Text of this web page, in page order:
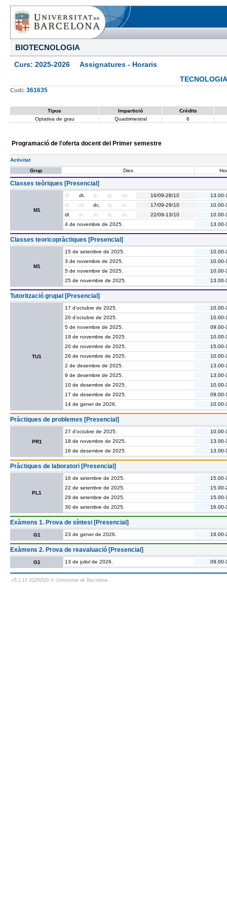
BIOTECNOLOGIA
Curs: 2025-2026 Assignatures - Horaris
Codi: 361635
Tipus Impartició
Crédits
Optativa de grau
Quadrimestral 6
Programació de l'oferta docent del Primer semestre
Activitat
Grup
Dies
Classes teòriques [Presencial]
M1
dl. dt. dc. dj. dv. 16/09-28/10
13.00-
dl.
dt. dc. dj. dv. 17/09-29/10
10.00-
dl.
dt. dc. dj. dv. 22/09-13/10
10.00-
4 de novembre de 2025.
13.00-
Classes teoricopràctiques [Presencial]
M1
15 de setembre de 2025.
10.00-
3 de novembre de 2025.
10.00-
5 de novembre de 2025.
10.00-
25 de novembre de 2025.
13.00-
Tutorització grupal [Presencial]
TU1
17 d’octubre de 2025.
10.00-
20 d’octubre de 2025.
10.00-
5 de novembre de 2025.
09.00-
19 de novembre de 2025.
10.00-
20 de novembre de 2025.
15.00-
26 de novembre de 2025.
10.00-
2 de desembre de 2025.
13.00-
9 de desembre de 2025.
13.00-
10 de desembre de 2025.
10.00-
17 de desembre de 2025.
09.00-
14 de gener de 2026.
10.00-
Pràctiques de problemes [Presencial]
PR1
27 d’octubre de 2025.
10.00-
18 de novembre de 2025.
13.00-
16 de desembre de 2025.
13.00-
Pràctiques de laboratori [Presencial]
PL1
16 de setembre de 2025.
15.00-
22 de setembre de 2025.
15.00-
29 de setembre de 2025.
15.00-
30 de setembre de 2025.
16.00-
Exàmens 1. Prova de síntesi [Presencial]
G1 23 de gener de 2026. 16.00-
Exàmens 2. Prova de reavaluació [Presencial]
G1 13 de juliol de 2026. 09.00-
v5.1.13 20250520 © Universitat de Barcelona